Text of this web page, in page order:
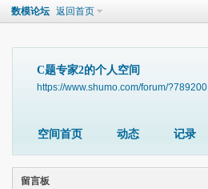
数模论坛 返回首页
C题专家2的个人空间
https://www.shumo.com/forum/?789200
空间首页 动态 记录
留言板